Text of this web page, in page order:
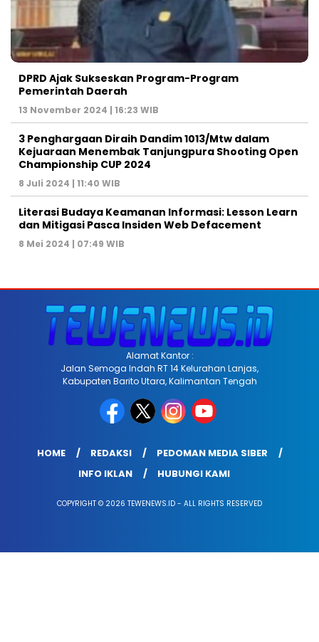
DPRD Ajak Sukseskan Program-Program
Pemerintah Daerah
13 November 2024 | 16:23 WIB
3 Penghargaan Diraih Dandim 1013/Mtw dalam
Kejuaraan Menembak Tanjungpura Shooting Open
Championship CUP 2024
8 Juli 2024 | 11:40 WIB
Literasi Budaya Keamanan Informasi: Lesson Learn
dan Mitigasi Pasca Insiden Web Defacement
8 Mei 2024 | 07:49 WIB
Alamat Kantor :
Jalan Semoga Indah RT 14 Kelurahan Lanjas,
Kabupaten Barito Utara, Kalimantan Tengah
HOME REDAKSI
PEDOMAN MEDIA SIBER
INFO IKLAN
HUBUNGI KAMI
COPYRIGHT © 2026 TEWENEWS.ID - ALL RIGHTS RESERVED